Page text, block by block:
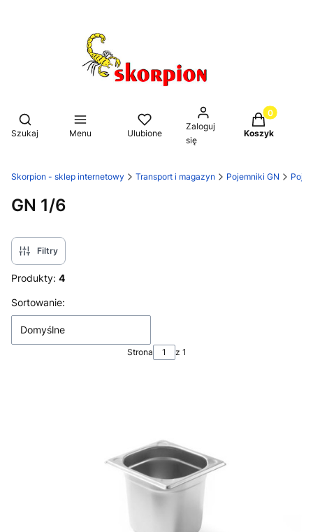
Otwórz wyszukiwarkę
Szukaj Menu Ulubione
Zaloguj
się
Produkty w
Koszyk
Skorpion - sklep internetowy Transport i magazyn Pojemniki GN
GN 1/6
Filtry
Produkty: 4
Lista produktów
Sortowanie:
Domyślne
Strona z 1